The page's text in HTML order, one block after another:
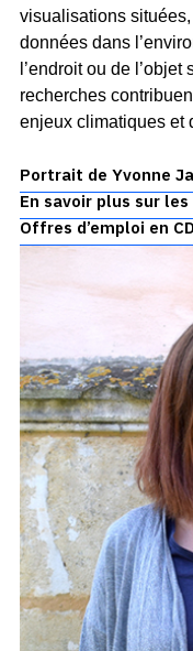
visualisations
données dans
l’endroit ou de
recherches
enjeux climatiques et
Portrait de Yvonne
En savoir plus sur les
Offres d’emploi en